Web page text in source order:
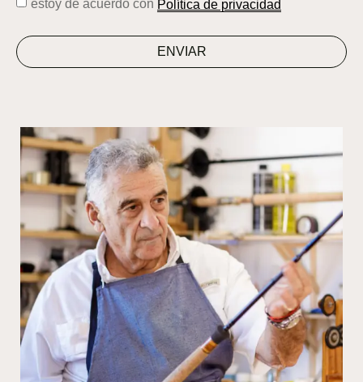
estoy de acuerdo con Política de privacidad
ENVIAR